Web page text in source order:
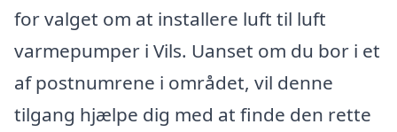
for valget om at installere luft til luft
varmepumper i Vils. Uanset om du bor i et
af postnumrene i området, vil denne
tilgang hjælpe dig med at finde den rette